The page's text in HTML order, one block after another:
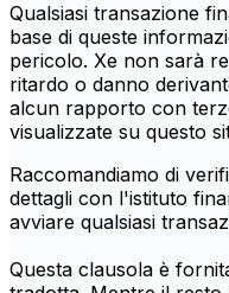
Qualsiasi transazione
base di queste
pericolo. Xe non sarà
ritardo o danno
alcun rapporto con
visualizzate su questo
Raccomandiamo di
dettagli con l'istituto
avviare qualsiasi
Questa clausola è